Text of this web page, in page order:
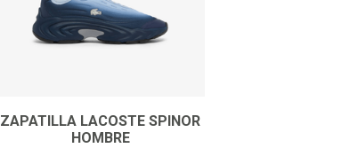
ZAPATILLA LACOSTE SPINOR
HOMBRE